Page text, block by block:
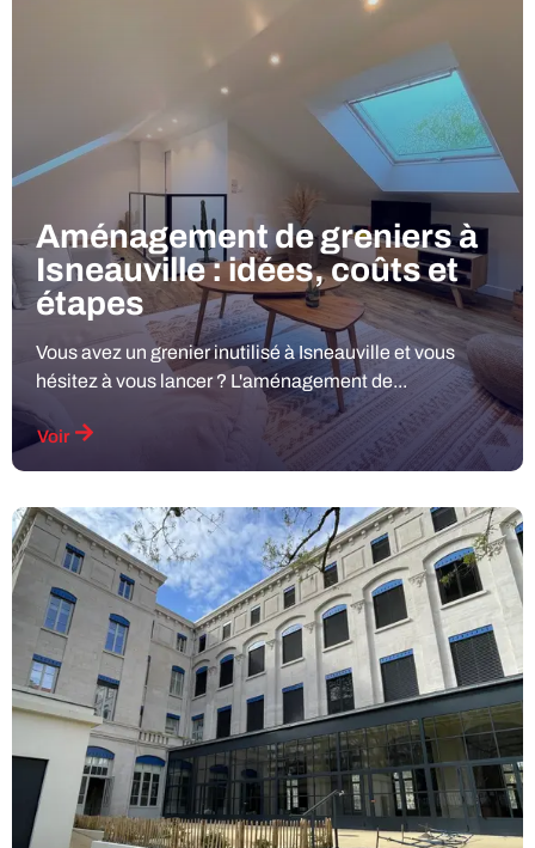
Aménagement de greniers à
Isneauville : idées, coûts et
étapes
Vous avez un grenier inutilisé à Isneauville et vous
hésitez à vous lancer ? L'aménagement de...
Voir